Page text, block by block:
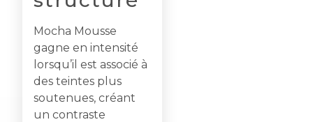
Mocha Mousse
gagne en intensité
lorsqu’il est associé à
des teintes plus
soutenues, créant
un contraste